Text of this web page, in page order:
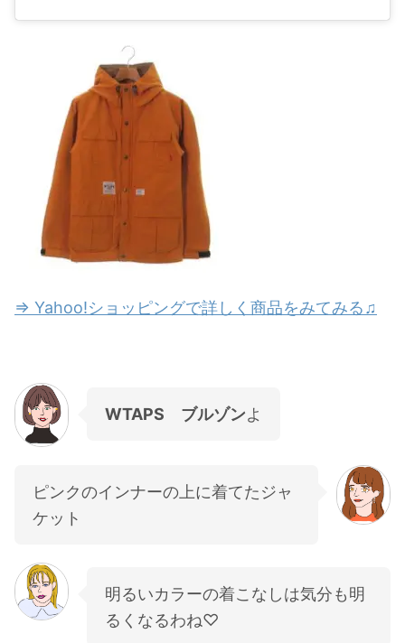
⇒ Yahoo!ショッピングで詳しく商品をみてみる♫
WTAPS ブルゾンよ
ピンクのインナーの上に着てたジャ
ケット
明るいカラーの着こなしは気分も明
るくなるわね♡